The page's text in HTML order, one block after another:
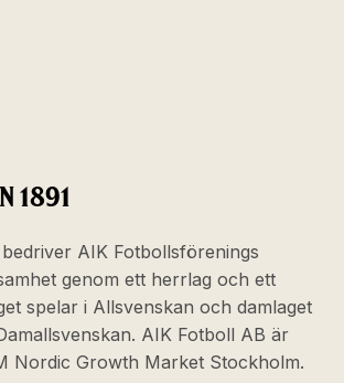
1891
AIK Fotbollsförenings
genom ett herrlag och ett
spelar i Allsvenskan och damlaget
AIK Fotboll AB är
Nordic Growth Market Stockholm.